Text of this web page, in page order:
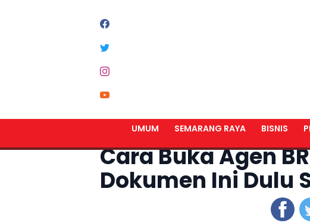
UMUM SEMARANG RAYA BISNIS
Cara Buka Agen
Dokumen Ini Dulu